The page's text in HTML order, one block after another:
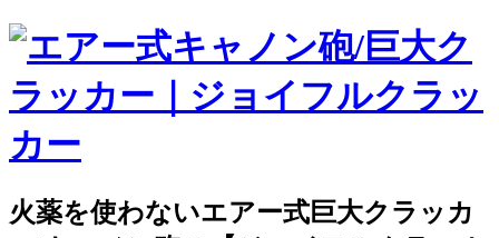
火薬を使わないエアー式巨大クラッカ